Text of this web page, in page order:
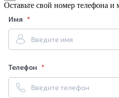
Оставьте свой номер телефона
Имя
Телефон